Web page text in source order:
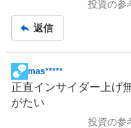
事
投資の参
返信
掲
示
板
mas*****
正直インサイダー上げ
がたい
投資の参